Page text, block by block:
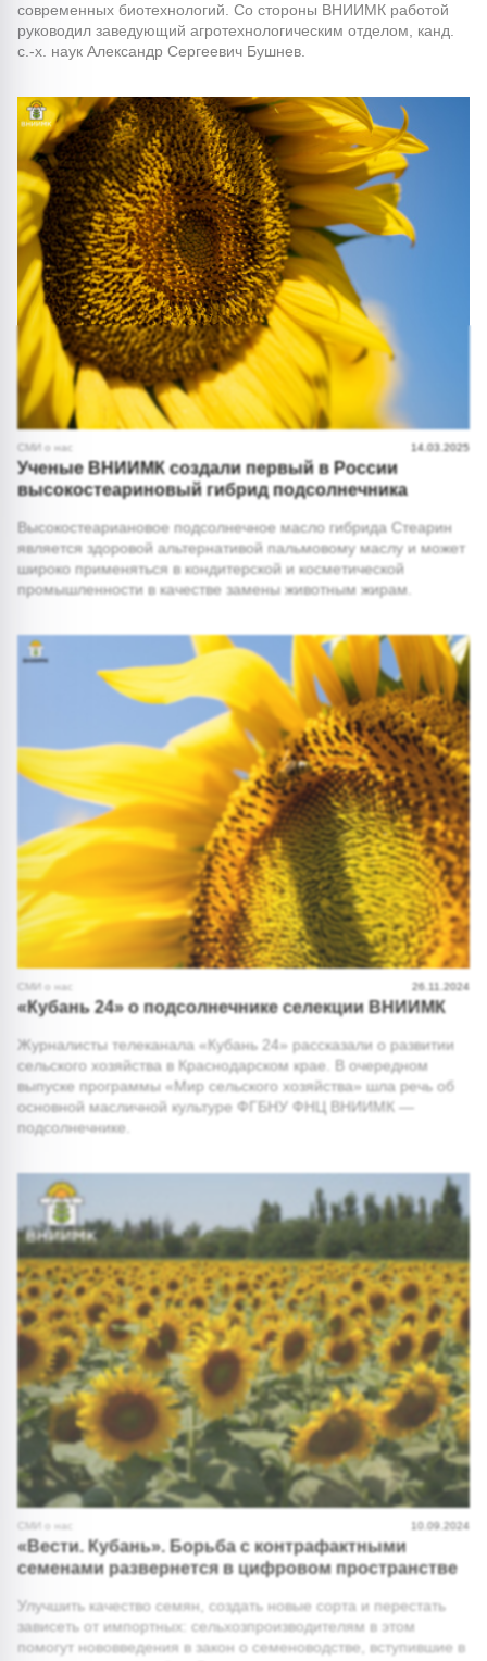
современных биотехнологий. Со стороны ВНИИМК работой
руководил заведующий агротехнологическим отделом, канд.
с.-х. наук Александр Сергеевич Бушнев.
СМИ о нас 14.03.2025
Ученые ВНИИМК создали первый в России
высокостеариновый гибрид подсолнечника
Высокостеариановое подсолнечное масло гибрида Стеарин
является здоровой альтернативой пальмовому маслу и может
широко применяться в кондитерской и косметической
промышленности в качестве замены животным жирам.
СМИ о нас 26.11.2024
«Кубань 24» о подсолнечнике селекции ВНИИМК
Журналисты телеканала «Кубань 24» рассказали о развитии
сельского хозяйства в Краснодарском крае. В очередном
выпуске программы «Мир сельского хозяйства» шла речь об
основной масличной культуре ФГБНУ ФНЦ ВНИИМК —
подсолнечнике.
СМИ о нас 10.09.2024
«Вести. Кубань». Борьба с контрафактными
семенами развернется в цифровом пространстве
Улучшить качество семян, создать новые сорта и перестать
зависеть от импортных: сельхозпроизводителям в этом
помогут нововведения в закон о семеноводстве, вступившие в